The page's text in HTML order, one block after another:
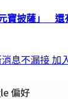
寶披薩」 還
息不漏接 加